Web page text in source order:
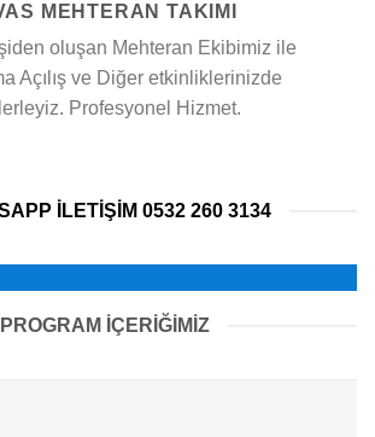
MEHTERAN TAKIMI
oluşan Mehteran Ekibimiz ile
Açılış ve Diğer etkinliklerinizde
Profesyonel Hizmet.
ILETIŞIM 0532 260 3134
PROGRAM İÇERİĞİMİZ